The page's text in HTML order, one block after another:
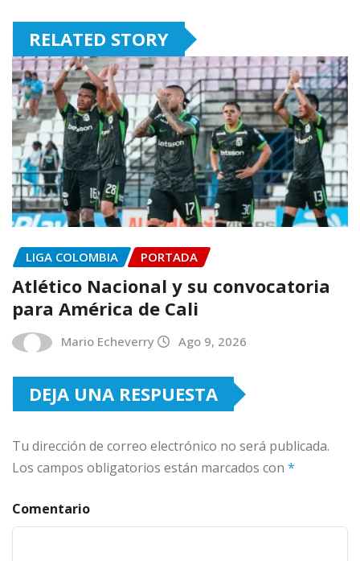
RELATED STORY
LIGA COLOMBIA PORTADA
Atlético Nacional y su convocatoria
para América de Cali
Mario Echeverry Ago 9, 2026
DEJA UNA RESPUESTA
Tu dirección de correo electrónico no será publicada.
Los campos obligatorios están marcados con *
Comentario